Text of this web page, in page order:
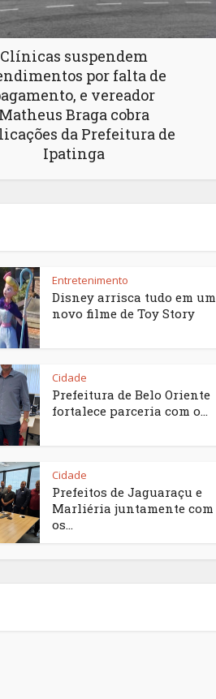
Clínicas suspendem
por falta de
e vereador
Matheus Braga cobra
da Prefeitura de
Ipatinga
Entretenimento
Disney arrisca tudo em um
novo filme de Toy Story
Cidade
Prefeitura de Belo Oriente
fortalece parceria com o...
Cidade
Prefeitos de Jaguaraçu e
Marliéria juntamente com
os...